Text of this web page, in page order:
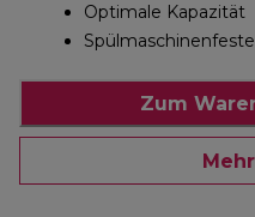
Optimale Kapazität
Spülmaschinenfeste
Zum